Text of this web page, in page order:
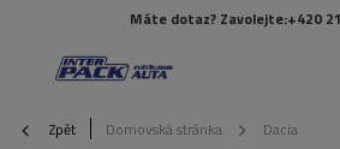
Máte dotaz? Zavolejte:+420
Zpět Domovská stránka Dacia